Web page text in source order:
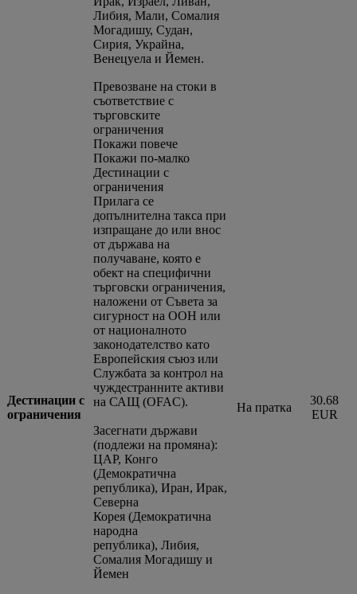
Либия, Мали, Сомалия
Могадишу, Судан,
Сирия, Украйна,
Венецуела и Йемен.
Дестинации с
ограничения
Превозване на стоки в
съответствие с
търговските
ограничения
Покажи повече
Покажи по-малко
Дестинации с
ограничения
Прилага се
допълнителна такса при
изпращане до или внос
от държава на
получаване, която е
обект на специфични
търговски ограничения,
наложени от Съвета за
сигурност на ООН или
от националното
законодателство като
Европейския съюз или
Службата за контрол на
чуждестранните активи
на САЩ (OFAC).
Засегнати държави
(подлежи на промяна):
ЦАР, Конго
(Демократична
република), Иран, Ирак,
Северна
Корея (Демократична
народна
република), Либия,
Сомалия Могадишу и
Йемен
На пратка
30.68
EUR